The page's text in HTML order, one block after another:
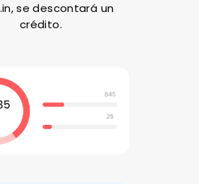
se descontará un
crédito.